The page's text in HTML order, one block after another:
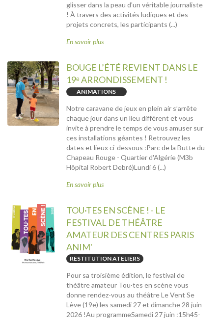
glisser dans la peau d'un véritable journaliste
! À travers des activités ludiques et des
projets concrets, les participants (...)
En savoir plus
BOUGE L’ÉTÉ REVIENT DANS LE
19ᵉ ARRONDISSEMENT !
ANIMATIONS
Notre caravane de jeux en plein air s’arrête
chaque jour dans un lieu différent et vous
invite à prendre le temps de vous amuser sur
ces installations géantes ! Retrouvez les
dates et lieux ci-dessous :Parc de la Butte du
Chapeau Rouge - Quartier d'Algérie (M3b
Hôpital Robert Debré)Lundi 6 (...)
En savoir plus
TOU·TES EN SCÈNE ! - LE
FESTIVAL DE THÉÂTRE
AMATEUR DES CENTRES PARIS
ANIM'
RESTITUTION ATELIERS
Pour sa troisième édition, le festival de
théâtre amateur Tou·tes en scène vous
donne rendez-vous au théâtre Le Vent Se
Lève (19e) les samedi 27 et dimanche 28 juin
2026 !Au programmeSamedi 27 juin :15h45-